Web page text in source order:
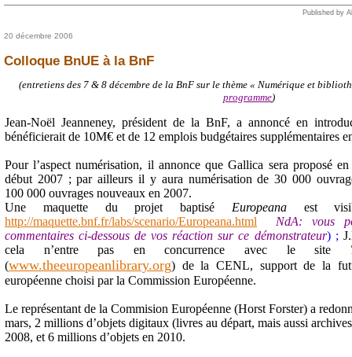
Published by
20 décembre 2006
Colloque BnUE à la BnF
(entretiens des 7 & 8 décembre de la BnF sur le thème « Numérique et
programme)
Jean-Noël Jeanneney, président de la BnF, a annoncé en
bénéficierait de 10M€ et de 12 emplois budgétaires supplémentaires
Pour l’aspect numérisation, il annonce que Gallica sera proposé
début 2007 ; par ailleurs il y aura numérisation de 30 000
100 000 ouvrages nouveaux en 2007.
Une maquette du projet baptisé Europeana est
http://maquette.bnf.fr/labs/scenario/Europeana.html
NdA: vous
commentaires ci-dessous de vos réaction sur ce démonstrateur) ;
cela n’entre pas en concurrence avec le site
(www.theeuropeanlibrary.org) de la CENL, support de la
européenne choisi par la Commission Européenne.
Le représentant de la Commision Européenne (Horst Forster) a
mars, 2 millions d’objets digitaux (livres au départ, mais aussi
2008, et 6 millions d’objets en 2010.